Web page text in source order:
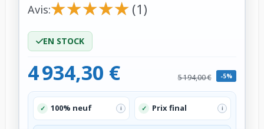
Avis:★
★★
★★
★★
★★
★ (1)
EN STOCK
4 934,30 € 5 194,00 € -5%
✓ 100% neuf i ✓ Prix final i